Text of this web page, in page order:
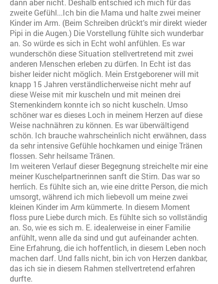
dann aber nicht. Deshalb entschied ich mich für das
zweite Gefühl...Ich bin die Mama und halte zwei meiner
Kinder im Arm. (Beim Schreiben drückt's mir direkt wieder
Pipi in die Augen.) Die Vorstellung fühlte sich wunderbar
an. So würde es sich in Echt wohl anfühlen. Es war
wunderschön diese Situation stellvertretend mit zwei
anderen Menschen erleben zu dürfen. In Echt ist das
bisher leider nicht möglich. Mein Erstgeborener will mit
knapp 15 Jahren verständlicherweise nicht mehr auf
diese Weise mit mir kuscheln und mit meinen drei
Sternenkindern konnte ich so nicht kuscheln. Umso
schöner war es dieses Loch in meinem Herzen auf diese
Weise nachnähren zu können. Es war überwältigend
schön. Ich brauche wahrscheinlich nicht erwähnen, dass
da sehr intensive Gefühle hochkamen und einige Tränen
flossen. Sehr heilsame Tränen.
Im weiteren Verlauf dieser Begegnung streichelte mir eine
meiner Kuschelpartnerinnen sanft die Stirn. Das war so
herrlich. Es fühlte sich an, wie eine dritte Person, die mich
umsorgt, während ich mich liebevoll um meine zwei
kleinen Kinder im Arm kümmerte. In diesem Moment
floss pure Liebe durch mich. Es fühlte sich so vollständig
an. So, wie es sich m. E. idealerweise in einer Familie
anfühlt, wenn alle da sind und gut aufeinander achten.
Eine Erfahrung, die ich hoffentlich, in diesem Leben noch
machen darf. Und falls nicht, bin ich von Herzen dankbar,
das ich sie in diesem Rahmen stellvertretend erfahren
durfte.